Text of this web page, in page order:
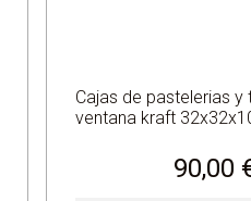
Cajas de pastelerias y
ventana kraft
90,00